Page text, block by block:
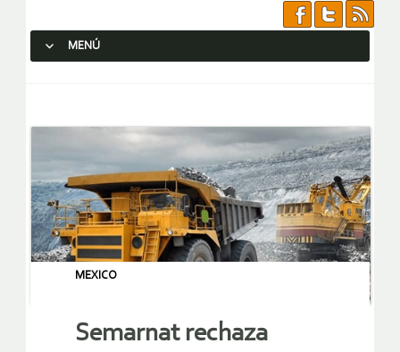
MENÚ
MEXICO
Semarnat rechaza